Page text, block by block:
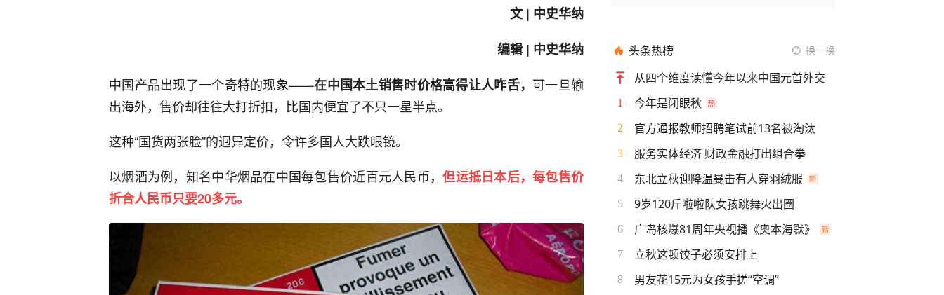
文 | 中史华纳
编辑 | 中史华纳
中国产品出现了一个奇特的现象——在中国本土销售时价格高得让人咋舌， 可一旦输
出海外，售价却往往大打折扣，比国内便宜了不只一星半点。
这种“国货两张脸”的迥异定价，令许多国人大跌眼镜。
以烟酒为例，知名中华烟品在中国每包售价近百元人民币，但运抵日本后，每包售价
折合人民币只要20多元。
头条热榜 换一换
从四个维度读懂今年以来中国元首外交
1 今年是闭眼秋
2 官方通报教师招聘笔试前13名被淘汰
3 服务实体经济 财政金融打出组合拳
4 东北立秋迎降温暴击有人穿羽绒服
5 9岁120斤啦啦队女孩跳舞火出圈
6 广岛核爆81周年央视播《奥本海默》
7 立秋这顿饺子必须安排上
8 男友花15元为女孩手搓“空调”